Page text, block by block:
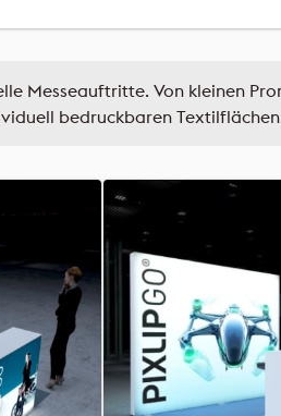
Messeauftritte. Von kleinen
bedruckbaren